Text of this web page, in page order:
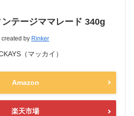
テージママレード 340g
created by Rinker
（マッカイ）
Amazon
楽天市場